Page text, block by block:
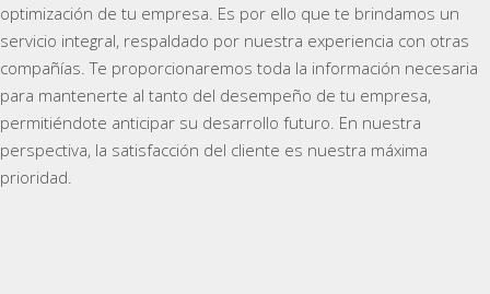
optimización de tu empresa. Es por ello que te brindamos un
servicio integral, respaldado por nuestra experiencia con otras
compañías. Te proporcionaremos toda la información necesaria
para mantenerte al tanto del desempeño de tu empresa,
permitiéndote anticipar su desarrollo futuro. En nuestra
perspectiva, la satisfacción del cliente es nuestra máxima
prioridad.